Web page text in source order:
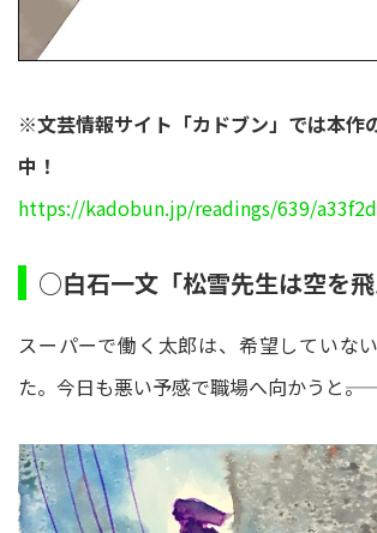
※文芸情報サイト「カドブン」では本作
中！
https://kadobun.jp/readings/639/
○白石一文「松雪先生は空を飛
スーパーで働く太郎は、希望していな
た。今日も悪い予感で職場へ向かうと――。